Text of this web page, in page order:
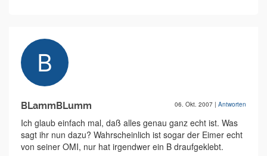
BLammBLumm 06. Okt. 2007 | Antworten
Ich glaub einfach mal, daß alles genau ganz echt ist. Was
sagt ihr nun dazu? Wahrscheinlich ist sogar der Eimer echt
von seiner OMI, nur hat irgendwer ein B draufgeklebt.